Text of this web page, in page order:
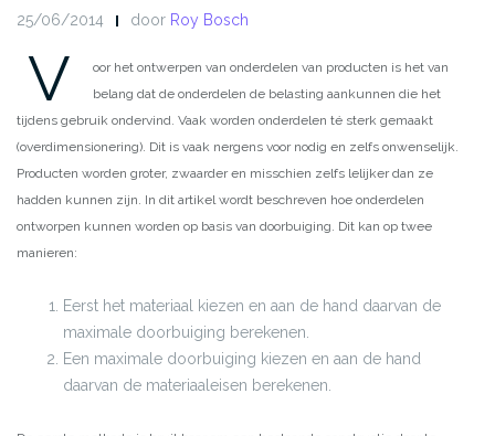
25/06/2014 door Roy Bosch
V
oor het ontwerpen van onderdelen van producten is het van
belang dat de onderdelen de belasting aankunnen die het
tijdens gebruik ondervind. Vaak worden onderdelen té sterk gemaakt
(overdimensionering). Dit is vaak nergens voor nodig en zelfs onwenselijk.
Producten worden groter, zwaarder en misschien zelfs lelijker dan ze
hadden kunnen zijn. In dit artikel wordt beschreven hoe onderdelen
ontworpen kunnen worden op basis van doorbuiging. Dit kan op twee
manieren:
Eerst het materiaal kiezen en aan de hand daarvan de
maximale doorbuiging berekenen.
Een maximale doorbuiging kiezen en aan de hand
daarvan de materiaaleisen berekenen.